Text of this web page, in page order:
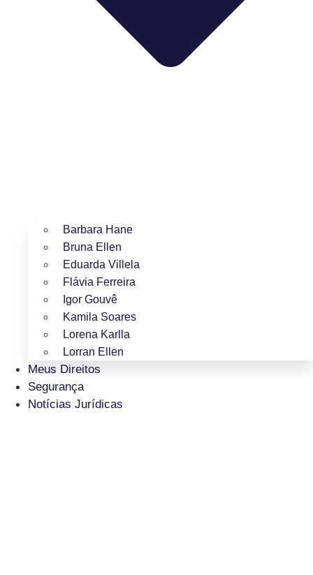
Barbara Hane
Bruna Ellen
Eduarda Villela
Flávia Ferreira
Igor Gouvê
Kamila Soares
Lorena Karlla
Lorran Ellen
Meus Direitos
Segurança
Notícias Jurídicas